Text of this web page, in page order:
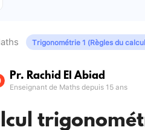
Pr. Rachid El Abiad
Enseignant de Maths depuis 15 ans